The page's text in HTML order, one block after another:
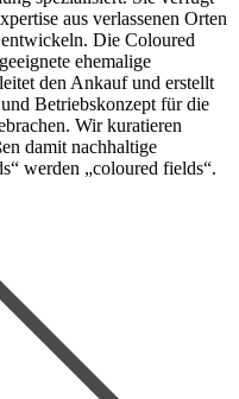
aus verlassenen Orten
Die Coloured
ehemalige
den Ankauf und erstellt
Betriebskonzept für die
Wir kuratieren
damit nachhaltige
werden „coloured fields“.